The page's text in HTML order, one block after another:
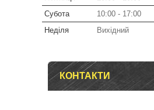
Субота
10:00
17:00
Неділя
Вихідний
КОНТАКТИ